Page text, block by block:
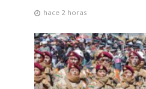
hace 2 horas